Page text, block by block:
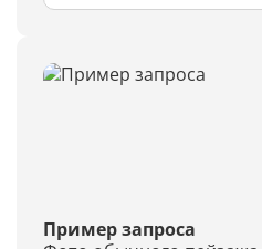
Пример запроса